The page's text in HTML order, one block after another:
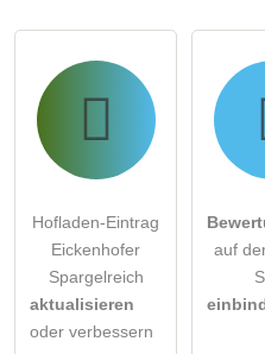
Hofladen-Eintrag
Eickenhofer
Spargelreich
aktualisieren
oder verbessern
auf